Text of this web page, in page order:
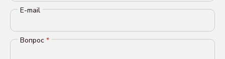
E-mail
Вопрос *